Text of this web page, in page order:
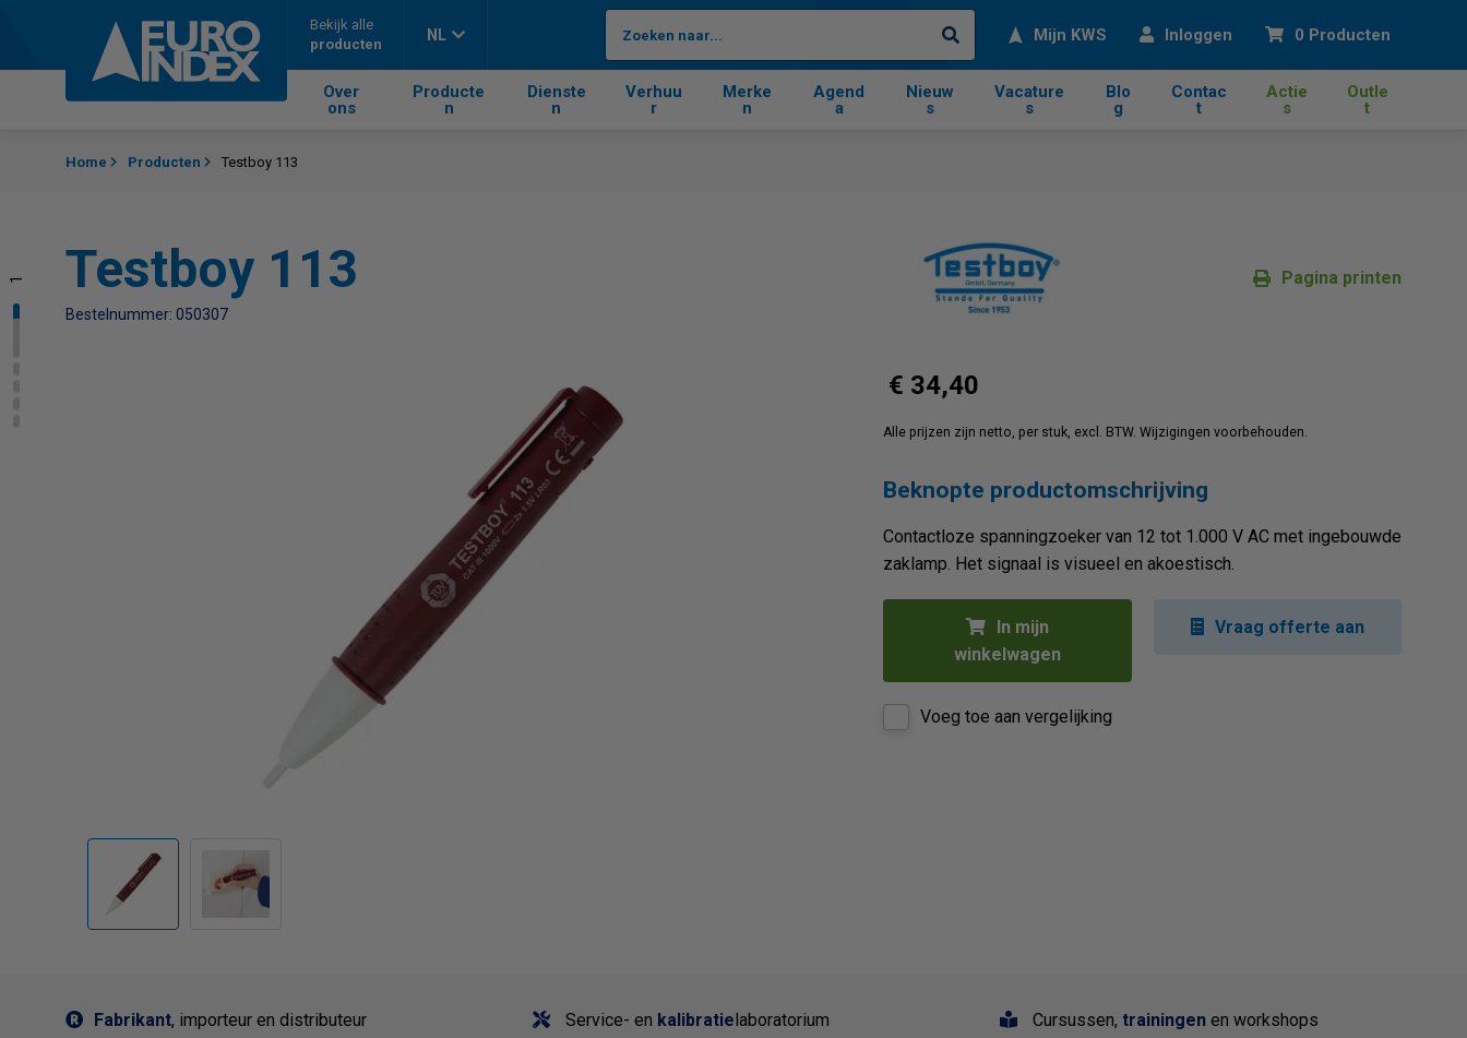
Bekijk alle
producten
NL Zoeken Mijn KWS Inloggen 0 Producten
Over
ons
Producte
n
Dienste
n
Verhuu
r
Merke
n
Agend
a
Nieuw
s
Vacature
s
Blo
g
Contac
t
Actie
s
Outle
t
1 4 5
Home Producten Testboy 113
Testboy 113
Bestelnummer: 050307
Pagina printen
€ 34,40
Alle prijzen zijn netto, per stuk, excl. BTW. Wijzigingen voorbehouden.
Beknopte productomschrijving
Contactloze spanningzoeker van 12 tot 1.000 V AC met ingebouwde
zaklamp. Het signaal is visueel en akoestisch.
In mijn
winkelwagen
Vraag offerte aan
Voeg toe aan vergelijking
Fabrikant, importeur en distributeur Service- en kalibratielaboratorium Cursussen, trainingen en workshops